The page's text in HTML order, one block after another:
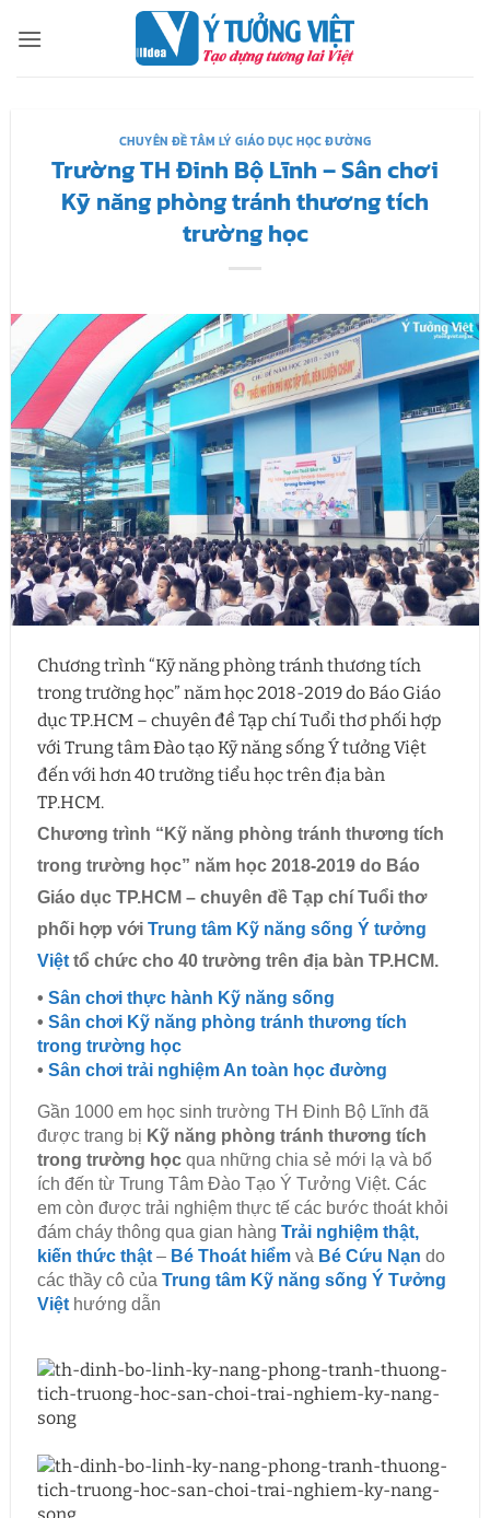
qua
CHUYÊN ĐỀ TÂM LÝ GIÁO DỤC HỌC ĐƯỜNG
Trường TH Đinh Bộ Lĩnh – Sân chơi
Kỹ năng phòng tránh thương tích
trường học
Chương trình “Kỹ năng phòng tránh thương tích
trong trường học” năm học 2018-2019 do Báo Giáo
dục TP.HCM – chuyên đề Tạp chí Tuổi thơ phối hợp
với Trung tâm Đào tạo Kỹ năng sống Ý tưởng Việt
đến với hơn 40 trường tiểu học trên địa bàn
TP.HCM.
Chương trình “Kỹ năng phòng tránh thương tích
trong trường học” năm học 2018-2019 do Báo
Giáo dục TP.HCM – chuyên đề Tạp chí Tuổi thơ
phối hợp với Trung tâm Kỹ năng sống Ý tưởng
Việttổ chức cho 40 trường trên địa bàn TP.HCM.
• Sân chơi thực hành Kỹ năng sống
• Sân chơi Kỹ năng phòng tránh thương tích
trong trường học
• Sân chơi trải nghiệm An toàn học đường
Gần 1000 em học sinh trường TH Đinh Bộ Lĩnh đã
được trang bị Kỹ năng phòng tránh thương tích
trong trường họcqua những chia sẻ mới lạ và bổ
ích đến từ Trung Tâm Đào Tạo Ý Tưởng Việt. Các
em còn được trải nghiệm thực tế các bước thoát khỏi
đám cháy thông qua gian hàng Trải nghiệm thật,
kiến thức thật– Bé Thoát hiểm và Bé Cứu Nạn do
các thầy cô của Trung tâm Kỹ năng sống Ý Tưởng
Việthướng dẫn